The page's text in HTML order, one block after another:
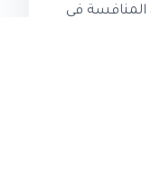
المنافسة في